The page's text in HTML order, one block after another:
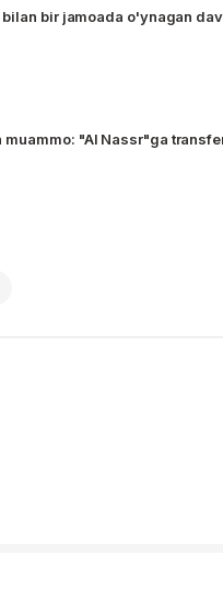
bilan bir jamoada o'ynagan
muammo: "Al Nassr"ga